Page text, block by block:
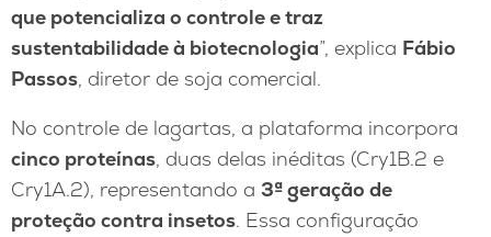
que potencializa o controle e traz
sustentabilidade à biotecnologia”, explica Fábio
Passos, diretor de soja comercial.
No controle de lagartas, a plataforma incorpora
cinco proteínas, duas delas inéditas (Cry1B.2 e
Cry1A.2), representando a 3ª geração de
proteção contra insetos. Essa configuração